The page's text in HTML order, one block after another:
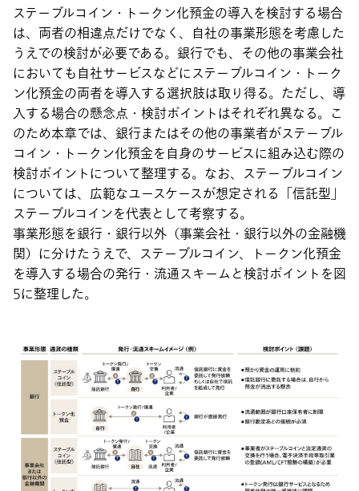
ステーブルコイン・トークン化預金の導入を検討する場合
は、両者の相違点だけでなく、自社の事業形態を考慮した
うえでの検討が必要である。銀行でも、その他の事業会社
においても自社サービスなどにステーブルコイン・トーク
ン化預金の両者を導入する選択肢は取り得る。ただし、導
入する場合の懸念点・検討ポイントはそれぞれ異なる。こ
のため本章では、銀行またはその他の事業者がステーブル
コイン・トークン化預金を自身のサービスに組み込む際の
検討ポイントについて整理する。なお、ステーブルコイン
については、広範なユースケースが想定される「信託型」
ステーブルコインを代表として考察する。
事業形態を銀行・銀行以外（事業会社・銀行以外の金融機
関）に分けたうえで、ステーブルコイン、トークン化預金
を導入する場合の発行・流通スキームと検討ポイントを図
5に整理した。